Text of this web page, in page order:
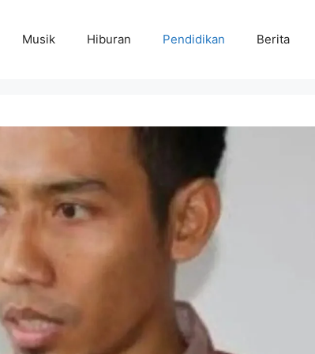
Musik Hiburan Pendidikan Berita